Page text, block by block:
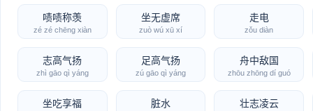
啧啧称羡
zé zé chēng xiàn
坐无虚席
zuò wú xū xí
走电
zǒu diàn
志高气扬
zhì gāo qì yáng
足高气扬
zú gāo qì yáng
舟中敌国
zhōu zhōng dí guó
坐吃享福 脏水 壮志凌云